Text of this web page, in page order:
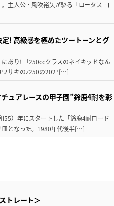
主人公・風吹裕矢が駆る「ロータス ヨ
! 高級感を極めたツートーンとグ
あり! 「250ccクラスのネイキッドなん
ワサキのZ250の2027[…]
ュアレースの甲子園”鈴鹿4耐を彩
55）年にスタートした「鈴鹿4耐ロード
皿となった。1980年代後半[…]
トレート＞